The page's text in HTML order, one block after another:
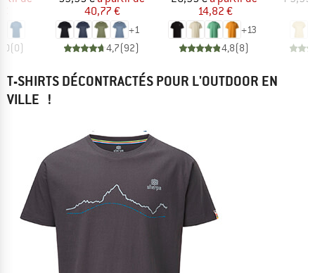
(0)
40,77 €
+1
4,7(92)
14,82 €
+13
4,8(8)
T-SHIRTS DÉCONTRACTÉS POUR L'OUTDOOR EN
VILLE !